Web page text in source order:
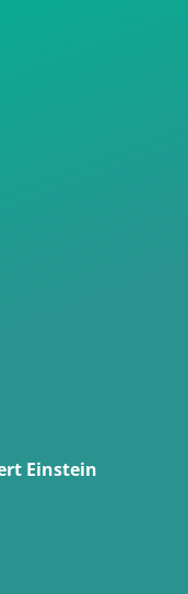
Einstein